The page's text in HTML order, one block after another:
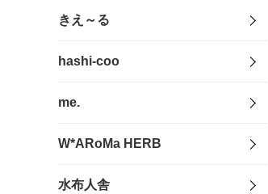
きえ～る
hashi-coo
me.
W*ARoMa HERB
水布人舎